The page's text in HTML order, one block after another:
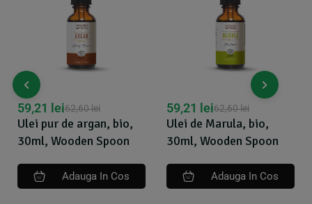
Ulei pur de argan, bio,
30ml, Wooden Spoon
62,60lei
59,21 lei
Adauga In Cos
Ulei de Marula, bio,
30ml, Wooden Spoon
62,60lei
59,21 lei
Adauga In Cos